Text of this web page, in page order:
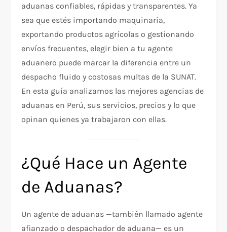
aduanas confiables, rápidas y transparentes. Ya
sea que estés importando maquinaria,
exportando productos agrícolas o gestionando
envíos frecuentes, elegir bien a tu agente
aduanero puede marcar la diferencia entre un
despacho fluido y costosas multas de la SUNAT.
En esta guía analizamos las mejores agencias de
aduanas en Perú, sus servicios, precios y lo que
opinan quienes ya trabajaron con ellas.
¿Qué Hace un Agente
de Aduanas?
Un agente de aduanas —también llamado agente
afianzado o despachador de aduana— es un